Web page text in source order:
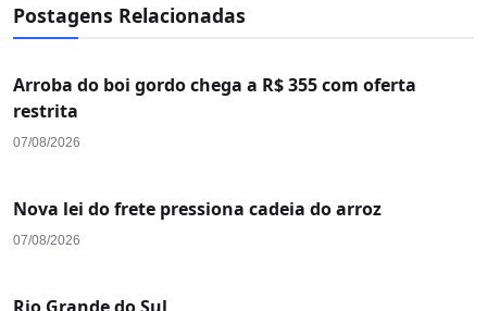
Postagens Relacionadas
Arroba do boi gordo chega a R$ 355 com oferta
restrita
07/08/2026
Nova lei do frete pressiona cadeia do arroz
07/08/2026